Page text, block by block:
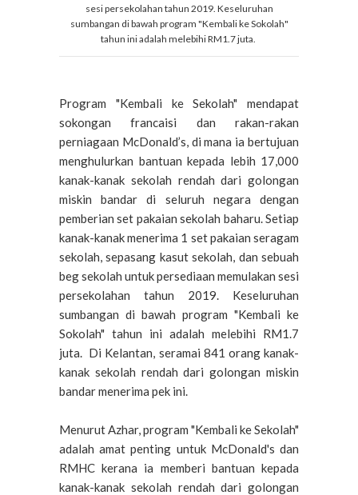
sesi persekolahan tahun 2019. Keseluruhan
sumbangan di bawah program "Kembali ke Sokolah"
tahun ini adalah melebihi RM1.7 juta.
Program "Kembali ke Sekolah" mendapat
sokongan francaisi dan rakan-rakan
perniagaan McDonald’s, di mana ia bertujuan
menghulurkan bantuan kepada lebih 17,000
kanak-kanak sekolah rendah dari golongan
miskin bandar di seluruh negara dengan
pemberian set pakaian sekolah baharu. Setiap
kanak-kanak menerima 1 set pakaian seragam
sekolah, sepasang kasut sekolah, dan sebuah
beg sekolah untuk persediaan memulakan sesi
persekolahan tahun 2019. Keseluruhan
sumbangan di bawah program "Kembali ke
Sokolah" tahun ini adalah melebihi RM1.7
juta. Di Kelantan, seramai 841 orang kanak-
kanak sekolah rendah dari golongan miskin
bandar menerima pek ini.
Menurut Azhar, program "Kembali ke Sekolah"
adalah amat penting untuk McDonald's dan
RMHC kerana ia memberi bantuan kepada
kanak-kanak sekolah rendah dari golongan